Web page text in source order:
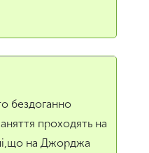
бездоганно
проходять на
на Джорджа